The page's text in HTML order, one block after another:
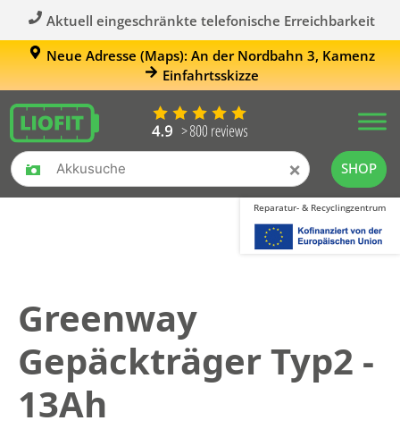
Aktuell eingeschränkte telefonische Erreichbarkeit
Neue Adresse (Maps): An der Nordbahn 3, Kamenz
Einfahrtsskizze
× SHOP
Reparatur- & Recyclingzentrum
Greenway
Gepäckträger Typ2 -
13Ah